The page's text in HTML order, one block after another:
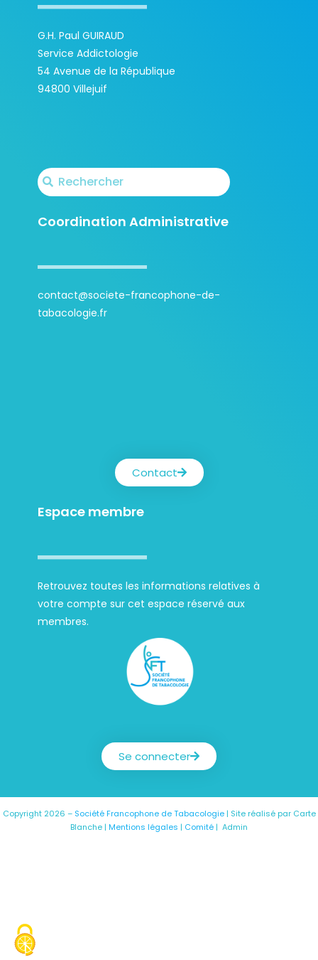
G.H. Paul GUIRAUD
Service Addictologie
54 Avenue de la République
94800 Villejuif
Coordination Administrative
contact@societe-francophone-de-
tabacologie.fr
Contact
Espace membre
Retrouvez toutes les informations relatives à
votre compte sur cet espace réservé aux
membres.
Se connecter
Copyright 2026 – Société Francophone de Tabacologie| Site réalisé par Carte
Blanche | Mentions légales | Comité | Admin